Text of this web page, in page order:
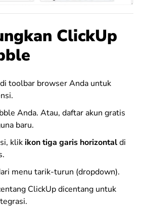
ClickUp
di toolbar browser Anda untuk
Anda. Atau, daftar akun gratis
baru.
klikikon tiga garis horizontaldi
menu tarik-turun (dropdown).
ClickUp dicentang untuk